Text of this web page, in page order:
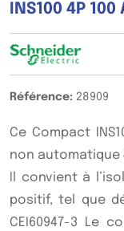
INS100 4P 100
Référence: 28909
Ce Compact
non automatique
Il convient à
positif, tel que
CEI60947-3 Le